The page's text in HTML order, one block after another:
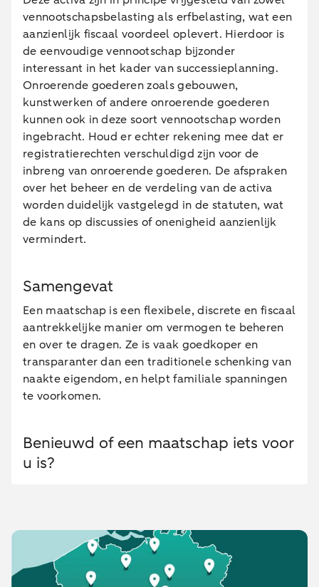
vennootschapsbelasting als erfbelasting, wat een
aanzienlijk fiscaal voordeel oplevert. Hierdoor is
de eenvoudige vennootschap bijzonder
interessant in het kader van successieplanning.
Onroerende goederen zoals gebouwen,
kunstwerken of andere onroerende goederen
kunnen ook in deze soort vennootschap worden
ingebracht. Houd er echter rekening mee dat er
registratierechten verschuldigd zijn voor de
inbreng van onroerende goederen. De afspraken
over het beheer en de verdeling van de activa
worden duidelijk vastgelegd in de statuten, wat
de kans op discussies of onenigheid aanzienlijk
vermindert.
Samengevat
Een maatschap is een flexibele, discrete en fiscaal
aantrekkelijke manier om vermogen te beheren
en over te dragen. Ze is vaak goedkoper en
transparanter dan een traditionele schenking van
naakte eigendom, en helpt familiale spanningen
te voorkomen.
Benieuwd of een maatschap iets voor
u is?